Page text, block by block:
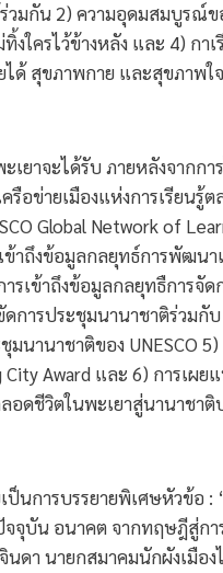
ร่วมกัน 2) ความอุดมสมบูรณ์
ทิ้งใครไว้ข้างหลัง และ 4) กา
ได้ สุขภาพกาย และสุขภาพใ
าจะได้รับ ภายหลังจากการ
รือข่ายเมืองแห่งการเรียนรู้
Global Network of
ข้าถึงข้อมูลกลยุทธ์การพัฒนา
รเข้าถึงข้อมูลกลยุทธืการจัด
การประชุมนานาชาติร่วมกับ
มนานาชาติของ UNESCO 5)
Award และ 6) การเผย
ลอดชีวิตในพะเยาสู่นานาชา
ป็นการบรรยายพิเศษหัวข้อ :
จุบัน อนาคต จากทฤษฎีสู่ก
นดา นายกสมาคมนักผังเมือง